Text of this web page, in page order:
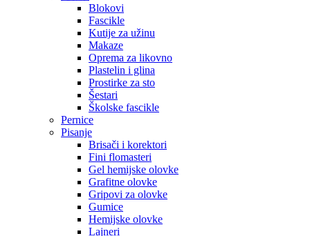
Blokovi
Fascikle
Kutije za užinu
Makaze
Oprema za likovno
Plastelin i glina
Prostirke za sto
Šestari
Školske fascikle
Pernice
Pisanje
Brisači i korektori
Fini flomasteri
Gel hemijske olovke
Grafitne olovke
Gripovi za olovke
Gumice
Hemijske olovke
Lajneri